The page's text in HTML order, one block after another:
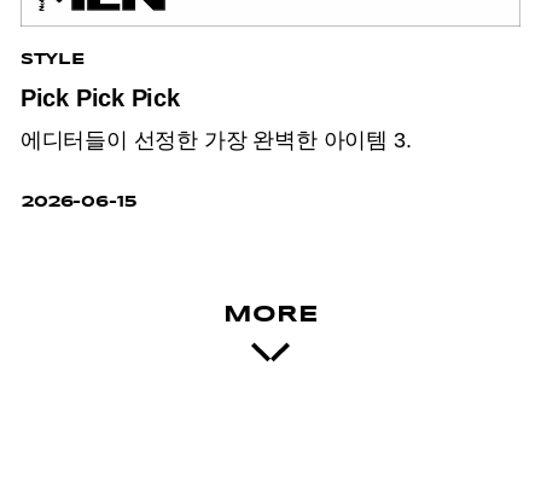
STYLE
Pick Pick Pick
에디터들이 선정한 가장 완벽한 아이템 3.
2026-06-15
MORE